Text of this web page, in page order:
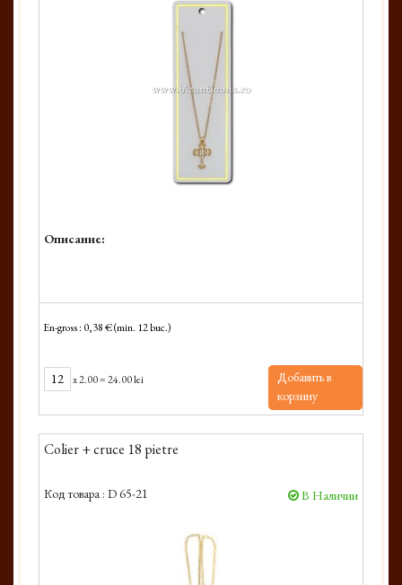
Описание:
En-gross : 0,38 € (min. 12 buc.)
x2.00=24.00 lei
Добавить в
корзину
Colier + cruce 18 pietre
Код товара : D 65-21 В Наличии